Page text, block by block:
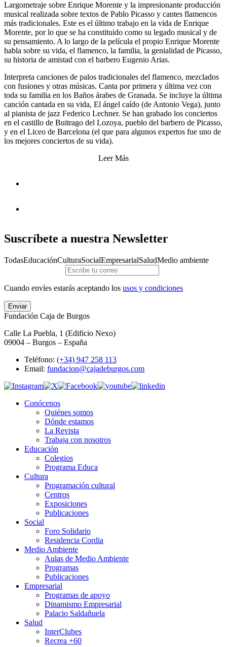
Largometraje sobre Enrique Morente y la impresionante producción
musical realizada sobre textos de Pablo Picasso y cantes flamencos
más tradicionales. Este es el último trabajo en la vida de Enrique
Morente, por lo que se ha constituido como su legado musical y de
su pensamiento. A lo largo de la película el propio Enrique Morente
habla sobre su vida, el flamenco, la familia, la genialidad de Picasso,
su historia de amistad con el barbero Eugenio Arias.
Interpreta canciones de palos tradicionales del flamenco, mezclados
con fusiones y otras músicas. Canta por primera y última vez con
toda su familia en los Baños árabes de Granada. Se incluye la última
canción cantada en su vida, El ángel caído (de Antonio Vega), junto
al pianista de jazz Federico Lechner. Se han grabado los conciertos
en el castillo de Buitrago del Lozoya, pueblo del barbero de Picasso,
y en el Liceo de Barcelona (el que para algunos expertos fue uno de
los mejores conciertos de su vida).
Leer Más
Suscríbete a nuestra Newsletter
TodasEducaciónCulturaSocialEmpresarialSaludMedio ambiente
Cuando envíes estarás aceptando los usos y condiciones
Enviar
Fundación Caja de Burgos
Calle La Puebla, 1 (Edificio Nexo)
09004 – Burgos – España
Teléfono: (+34) 947 258 113
Email: fundacion@cajadeburgos.com
Conócenos
Quiénes somos
Dónde estamos
La Revista
Trabaja con nosotros
Educación
Colegios
Programa Educa
Cultura
Programación cultural
Centros
Exposiciones
Publicaciones
Social
Foro Solidario
Residencia Cordia
Medio Ambiente
Aulas de Medio Ambiente
Programas
Publicaciones
Empresarial
Programas de apoyo
Dinamismo Empresarial
Palacio Saldañuela
Salud
InterClubes
Recrea +60